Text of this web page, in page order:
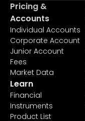
Pricing &
Accounts
Individual Accounts
Corporate Account
Junior Account
Fees
Market Data
Learn
Financial
Instruments
Product List